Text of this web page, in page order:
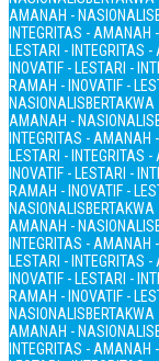
AMANAH - NASIONALIS
INTEGRITAS - AMANAH
LESTARI - INTEGRITAS
INOVATIF - LESTARI -
RAMAH - INOVATIF -
NASIONALIS
AMANAH - NASIONALIS
INTEGRITAS - AMANAH
LESTARI - INTEGRITAS
INOVATIF - LESTARI -
RAMAH - INOVATIF -
NASIONALIS
AMANAH - NASIONALIS
INTEGRITAS - AMANAH
LESTARI - INTEGRITAS
INOVATIF - LESTARI -
RAMAH - INOVATIF -
NASIONALIS
AMANAH - NASIONALIS
INTEGRITAS - AMANAH